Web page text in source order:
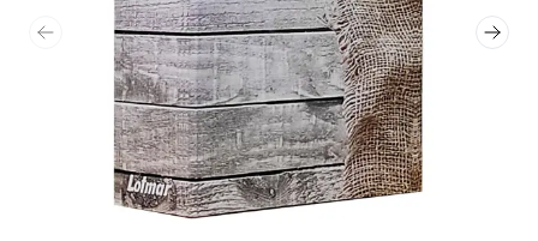
Poprzedni slajd